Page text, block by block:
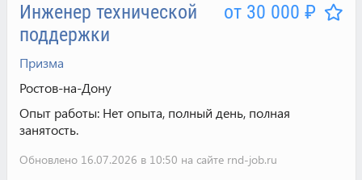
Инженер технической
поддержки
от 30 000 ₽
Призма
Ростов-на-Дону
Опыт работы: Нет опыта, полный день, полная
занятость.
Обновлено 16.07.2026 в 10:50 на сайте rnd-job.ru